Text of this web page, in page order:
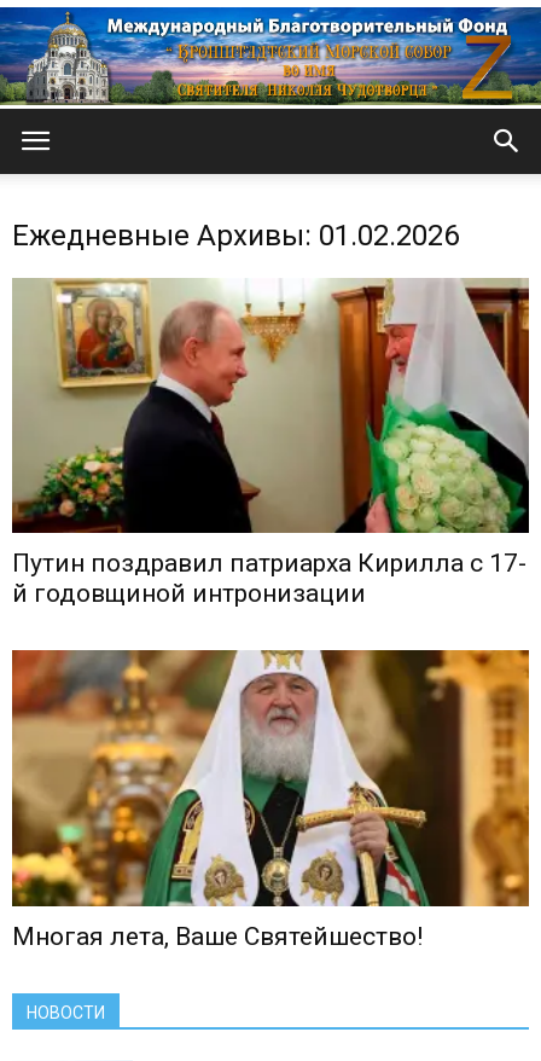
Ежедневные Архивы: 01.02.2026
Путин поздравил патриарха Кирилла с 17-
й годовщиной интронизации
Многая лета, Ваше Святейшество!
НОВОСТИ